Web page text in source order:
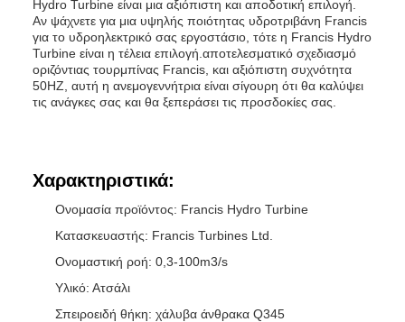
Hydro Turbine είναι μια αξιόπιστη και αποδοτική επιλογή.
Αν ψάχνετε για μια υψηλής ποιότητας υδροτριβάνη Francis
για το υδροηλεκτρικό σας εργοστάσιο, τότε η Francis Hydro
Turbine είναι η τέλεια επιλογή.αποτελεσματικό σχεδιασμό
οριζόντιας τουρμπίνας Francis, και αξιόπιστη συχνότητα
50HZ, αυτή η ανεμογεννήτρια είναι σίγουρη ότι θα καλύψει
τις ανάγκες σας και θα ξεπεράσει τις προσδοκίες σας.
Χαρακτηριστικά:
Ονομασία προϊόντος: Francis Hydro Turbine
Κατασκευαστής: Francis Turbines Ltd.
Ονομαστική ροή: 0,3-100m3/s
Υλικό: Ατσάλι
Σπειροειδή θήκη: χάλυβα άνθρακα Q345